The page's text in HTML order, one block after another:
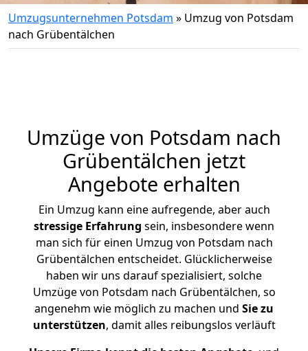
Umzugsunternehmen Potsdam » Umzug von Potsdam
nach Grübentälchen
Umzüge von Potsdam nach
Grübentälchen jetzt
Angebote erhalten
Ein Umzug kann eine aufregende, aber auch
stressige Erfahrung sein, insbesondere wenn
man sich für einen Umzug von Potsdam nach
Grübentälchen entscheidet. Glücklicherweise
haben wir uns darauf spezialisiert, solche
Umzüge von Potsdam nach Grübentälchen, so
angenehm wie möglich zu machen und Sie zu
unterstützen, damit alles reibungslos verläuft